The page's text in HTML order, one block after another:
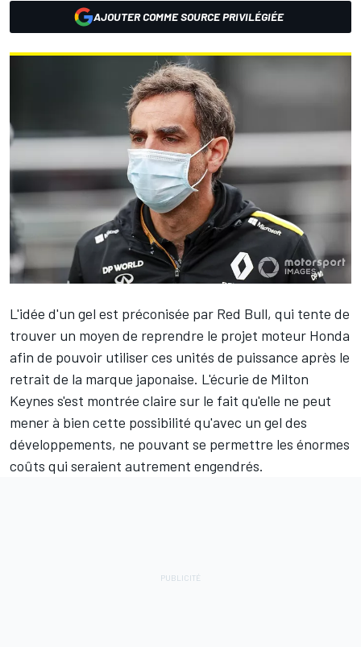
AJOUTER COMME SOURCE PRIVILÉGIÉE
L'idée d'un gel est préconisée par Red Bull, qui tente de
trouver un moyen de reprendre le projet moteur Honda
afin de pouvoir utiliser ces unités de puissance après le
retrait de la marque japonaise. L'écurie de Milton
Keynes s'est montrée claire sur le fait qu'elle ne peut
mener à bien cette possibilité qu'avec un gel des
développements, ne pouvant se permettre les énormes
coûts qui seraient autrement engendrés.